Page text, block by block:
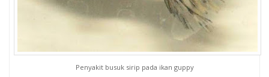
Penyakit busuk sirip pada ikan guppy